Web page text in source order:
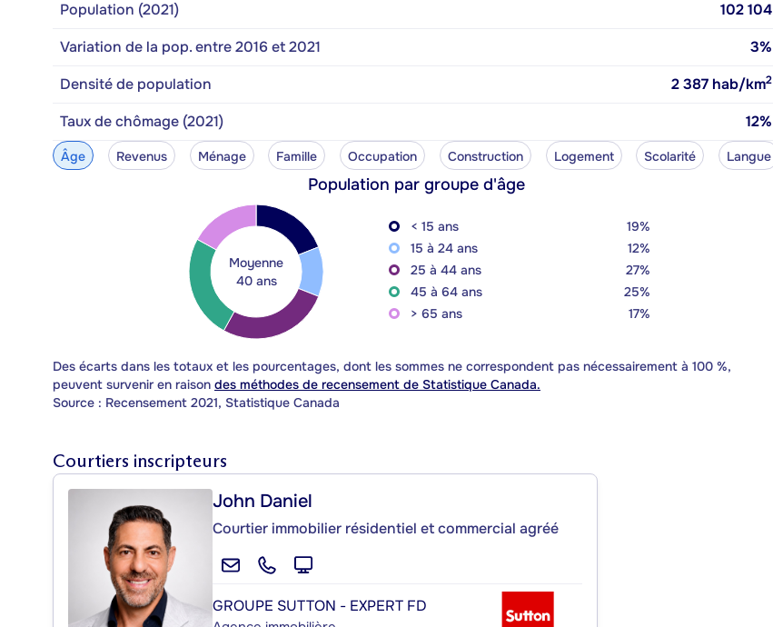
Population (2021)
102 104
Variation de la pop. entre 2016 et 2021
3%
Densité de population
2 387 hab/km2
Taux de chômage (2021) 12%
Âge Revenus Ménage Famille Occupation Construction Logement Scolarité Langue
Population par groupe d'âge
Moyenne
40 ans
< 15 ans
19%
15 à 24 ans
12%
25 à 44 ans
27%
45 à 64 ans
25%
> 65 ans
17%
Des écarts dans les totaux et les pourcentages, dont les sommes ne correspondent pas nécessairement à 100 %,
peuvent survenir en raison des méthodes de recensement de Statistique Canada.
Source : Recensement 2021, Statistique Canada
Courtiers inscripteurs
John Daniel
Courtier immobilier résidentiel et commercial agréé
GROUPE SUTTON - EXPERT FD